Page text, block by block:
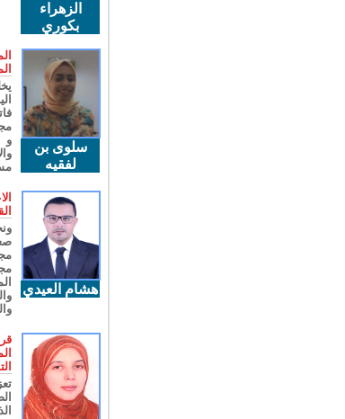
الزهراء
بكوري
سلوى بن
لفقيه
و
هشام العيدي